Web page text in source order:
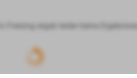
Freising ergab leider keine Ergebnisse.